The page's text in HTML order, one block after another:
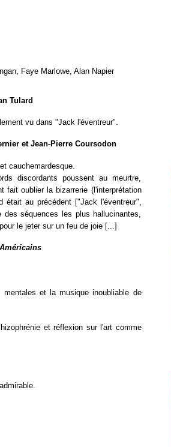
Faye Marlowe, Alan Napier
Tulard
vu dans "Jack l'éventreur".
et Jean-Pierre Coursodon
cauchemardesque.
discordants poussent au meurtre,
fait oublier la bizarrerie (l'interprétation
au précédent ["Jack l'éventreur",
séquences les plus hallucinantes,
le jeter sur un feu de joie [...]
et la musique inoubliable de
et réflexion sur l'art comme